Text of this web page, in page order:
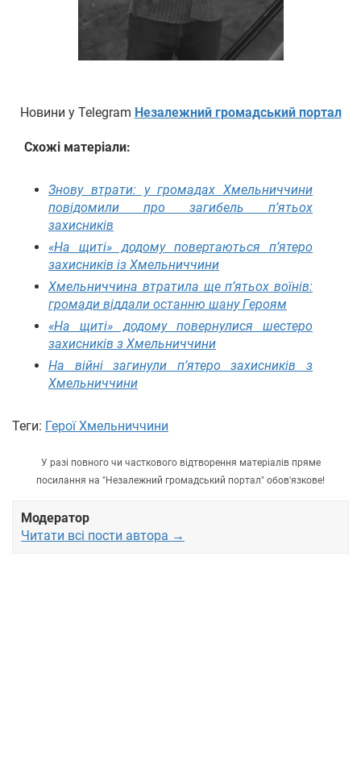
Новини у Telegram Незалежний громадський портал
Схожі матеріали:
Знову втрати: у громадах Хмельниччини
повідомили про загибель п’ятьох
захисників
«На щиті» додому повертаються п’ятеро
захисників із Хмельниччини
Хмельниччина втратила ще п’ятьох воїнів:
громади віддали останню шану Героям
«На щиті» додому повернулися шестеро
захисників з Хмельниччини
На війні загинули п’ятеро захисників з
Хмельниччини
Теги: Герої Хмельниччини
У разі повного чи часткового відтворення матеріалів пряме
посилання на "Незалежний громадський портал" обов'язкове!
Модератор
Читати всі пости автора →